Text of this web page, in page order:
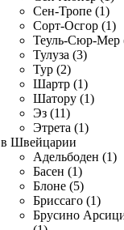
Сен-Тропе (1)
Сорт-Осгор (1)
Теуль-Сюр-Мер
Тулуза (3)
Тур (2)
Шартр (1)
Шатору (1)
Эз (11)
Этрета (1)
в Швейцарии
Адельбоден (1)
Басен (1)
Блоне (5)
Бриссаго (1)
Брусино